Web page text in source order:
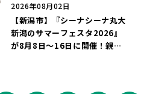
2026年08月02日
【新潟市】『シーナシーナ丸大
新潟のサマーフェスタ2026』
が8月8日～16日に開催！親子